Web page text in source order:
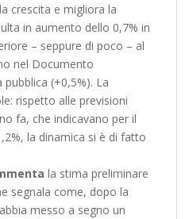
crescita e migliora la
in aumento dello 0,7% in
– seppure di poco – al
nel Documento
(+0,5%). La
rispetto alle previsioni
fa, che indicavano per il
la dinamica si è di fatto
la stima preliminare
segnala come, dopo la
messo a segno un